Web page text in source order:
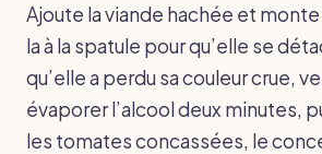
Ajoute la viande hachée et
la à la spatule pour qu’elle se
qu’elle a perdu sa couleur crue,
évaporer l’alcool deux minutes,
les tomates concassées, le